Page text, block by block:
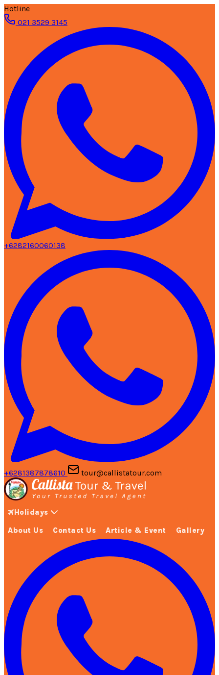
Hotline
021 3529 3145
+6282160060138
+6281387878610 tour@callistatour.com
Holidays
About Us Contact Us Article & Event Gallery